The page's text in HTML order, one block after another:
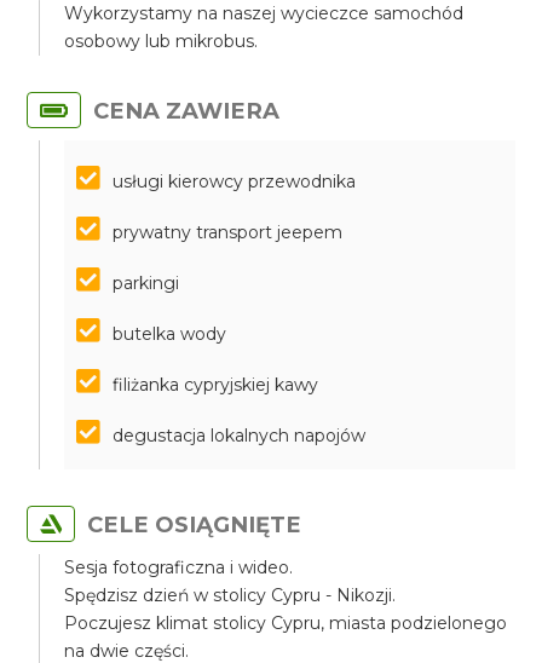
Wykorzystamy na naszej wycieczce samochód
osobowy lub mikrobus.
CENA ZAWIERA
usługi kierowcy przewodnika
prywatny transport jeepem
parkingi
butelka wody
filiżanka cypryjskiej kawy
degustacja lokalnych napojów
CELE OSIĄGNIĘTE
Sesja fotograficzna i wideo.
Spędzisz dzień w stolicy Cypru - Nikozji.
Poczujesz klimat stolicy Cypru, miasta podzielonego
na dwie części.